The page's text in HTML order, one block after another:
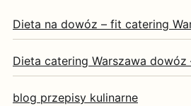
Dieta na dowóz – fit catering
Dieta catering Warszawa dowóz
blog przepisy kulinarne